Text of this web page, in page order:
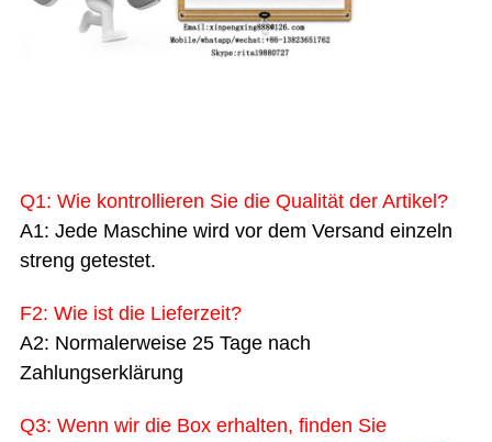
Q1: Wie kontrollieren Sie die Qualität der Artikel?
A1: Jede Maschine wird vor dem Versand einzeln
streng getestet.
F2: Wie ist die Lieferzeit?
A2: Normalerweise 25 Tage nach
Zahlungserklärung
Q3: Wenn wir die Box erhalten, finden Sie